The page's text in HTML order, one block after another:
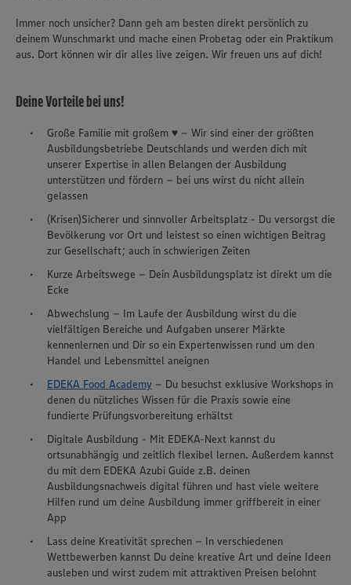
ein bestmögliches Nutzungserlebnis unserer Website zu
ermöglichen. Wir verwenden Ihre Daten, um unsere
Website zu personalisieren und Ihnen möglichst relevante
Immer noch unsicher? Dann geh am besten direkt persönlich zu
deinem Wunschmarkt und mache einen Probetag oder ein Praktikum
aus. Dort können wir dir alles live zeigen. Wir freuen uns auf dich!
Deine Vorteile bei uns!
Große Familie mit großem ♥ – Wir sind einer der größten
Ausbildungsbetriebe Deutschlands und werden dich mit
unserer Expertise in allen Belangen der Ausbildung
unterstützen und fördern – bei uns wirst du nicht allein
gelassen
(Krisen)Sicherer und sinnvoller Arbeitsplatz - Du versorgst die
Bevölkerung vor Ort und leistest so einen wichtigen Beitrag
zur Gesellschaft; auch in schwierigen Zeiten
Kurze Arbeitswege – Dein Ausbildungsplatz ist direkt um die
Ecke
Abwechslung – Im Laufe der Ausbildung wirst du die
vielfältigen Bereiche und Aufgaben unserer Märkte
kennenlernen und Dir so ein Expertenwissen rund um den
Handel und Lebensmittel aneignen
EDEKA Food Academy – Du besuchst exklusive Workshops in
denen du nützliches Wissen für die Praxis sowie eine
fundierte Prüfungsvorbereitung erhältst
Digitale Ausbildung - Mit EDEKA-Next kannst du
ortsunabhängig und zeitlich flexibel lernen. Außerdem kannst
du mit dem EDEKA Azubi Guide z.B. deinen
Ausbildungsnachweis digital führen und hast viele weitere
Hilfen rund um deine Ausbildung immer griffbereit in einer
App
Lass deine Kreativität sprechen – In verschiedenen
Wettbewerben kannst Du deine kreative Art und deine Ideen
ausleben und wirst zudem mit attraktiven Preisen belohnt